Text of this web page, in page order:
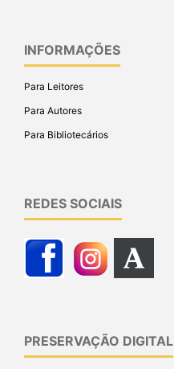
INFORMAÇÕES
Para Leitores
Para Autores
Para Bibliotecários
REDES SOCIAIS
PRESERVAÇÃO DIGITAL